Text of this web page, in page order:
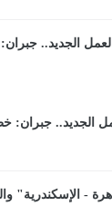
الجديد.. جبران: